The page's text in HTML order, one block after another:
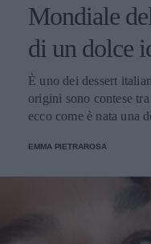
Mondiale
di un dolce
È uno dei dessert
origini sono contese
ecco come è nata una
EMMA PIETRAROSA